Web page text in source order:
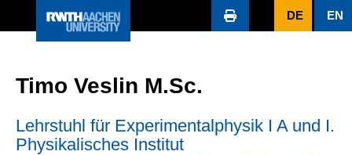
DE EN
Timo Veslin M.Sc.
Lehrstuhl für Experimentalphysik I A und I.
Physikalisches Institut